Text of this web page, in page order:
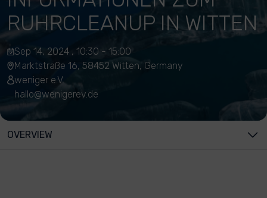
RUHRCLEANUP IN WITTEN
Sep 14, 2024 , 10:30 - 15:00
Marktstraße 16, 58452 Witten, Germany
weniger e.V.
hallo@wenigerev.de
OVERVIEW